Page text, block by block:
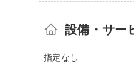
設備・サー
指定なし